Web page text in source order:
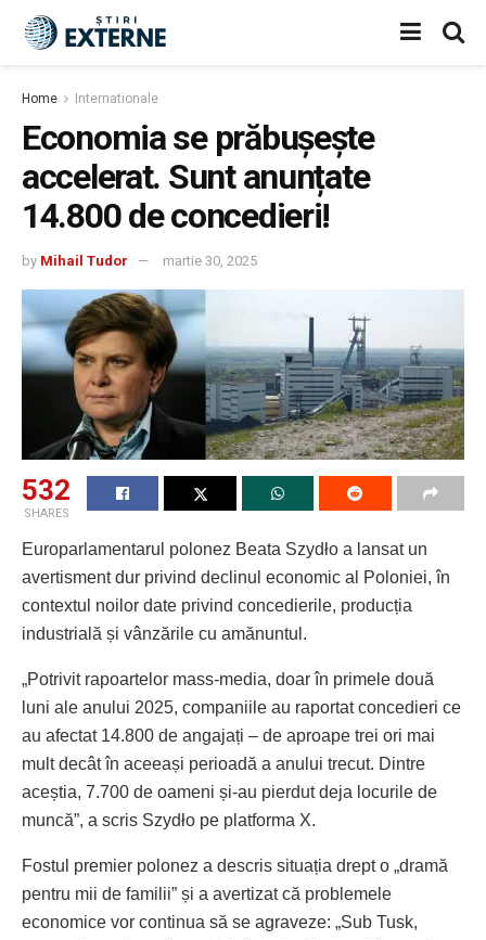
Home Internationale
Economia se prăbușește
accelerat. Sunt anunțate
14.800 de concedieri!
by Mihail Tudor martie 30, 2025
532
SHARES
Europarlamentarul polonez Beata Szydło a lansat un
avertisment dur privind declinul economic al Poloniei, în
contextul noilor date privind concedierile, producția
industrială și vânzările cu amănuntul.
„Potrivit rapoartelor mass-media, doar în primele două
luni ale anului 2025, companiile au raportat concedieri ce
au afectat 14.800 de angajați – de aproape trei ori mai
mult decât în aceeași perioadă a anului trecut. Dintre
aceștia, 7.700 de oameni și-au pierdut deja locurile de
muncă”, a scris Szydło pe platforma X.
Fostul premier polonez a descris situația drept o „dramă
pentru mii de familii” și a avertizat că problemele
economice vor continua să se agraveze: „Sub Tusk,